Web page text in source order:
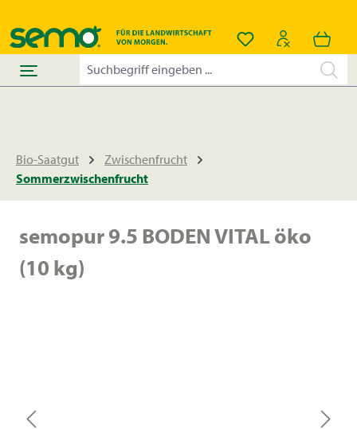
Du hast 0
Bio-Saatgut
Zwischenfrucht
Sommerzwischenfrucht
semopur 9.5 BODEN VITAL öko
(10 kg)